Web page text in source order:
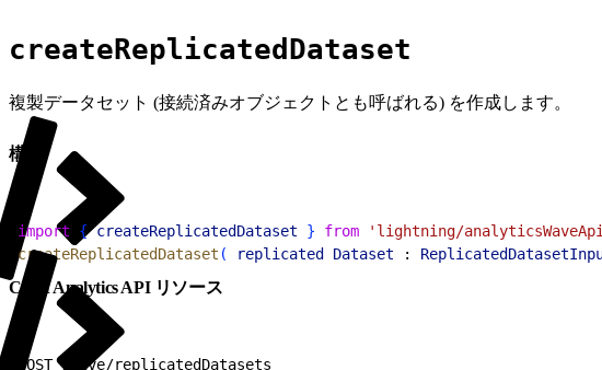
createReplicatedDataset
複製データセット (接続済みオブジェクトとも呼ばれる) を作成します。
構文
import { createReplicatedDataset } from 'lightning/
createReplicatedDataset ( replicated Dataset :
CRM Analytics API リソース
POST /wave/replicatedDatasets